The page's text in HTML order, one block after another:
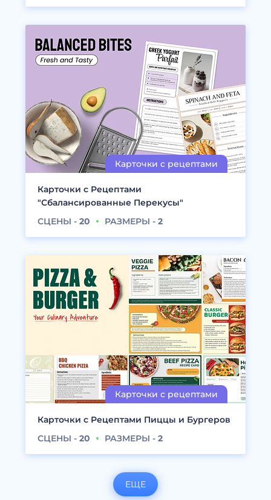
Карточки с Рецептами
"Сбалансированные Перекусы"
СЦЕНЫ - 20 РАЗМЕРЫ - 2
Карточки с Рецептами Пиццы и Бургеров
СЦЕНЫ - 20 РАЗМЕРЫ - 2
ЕЩЕ